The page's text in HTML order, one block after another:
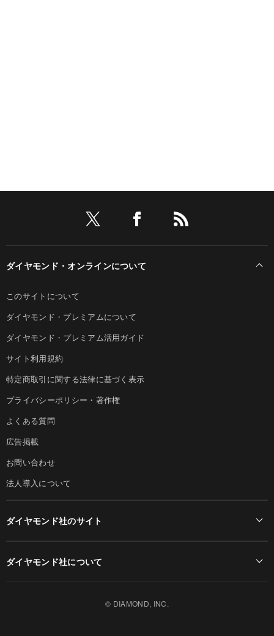
ダイヤモンド・オンラインについて
このサイトについて
ダイヤモンド・プレミアムについて
ダイヤモンド・プレミアム活用ガイド
サイト利用規約
特定商取引に関する法律に基づく表示
プライバシーポリシー・著作権
よくある質問
広告掲載
お問い合わせ
法人導入について
ダイヤモンド社のサイト
ダイヤモンド社について
© DIAMOND, INC.